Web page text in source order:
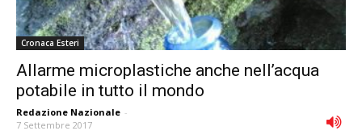
Cronaca Esteri
Allarme microplastiche anche nell’acqua
potabile in tutto il mondo
Redazione Nazionale -
7 Settembre 2017